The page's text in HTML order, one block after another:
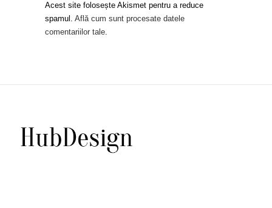
Acest site folosește Akismet pentru a reduce
spamul. Află cum sunt procesate datele
comentariilor tale.